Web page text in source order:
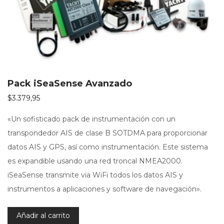
Pack iSeaSense Avanzado
$3.379,95
«Un sofisticado pack de instrumentación con un
transpondedor AIS de clase B SOTDMA para proporcionar
datos AIS y GPS, así como instrumentación. Este sistema
es expandible usando una red troncal NMEA2000.
iSeaSense transmite via WiFi todos los datos AIS y
instrumentos a aplicaciones y software de navegación».
Añadir al carrito